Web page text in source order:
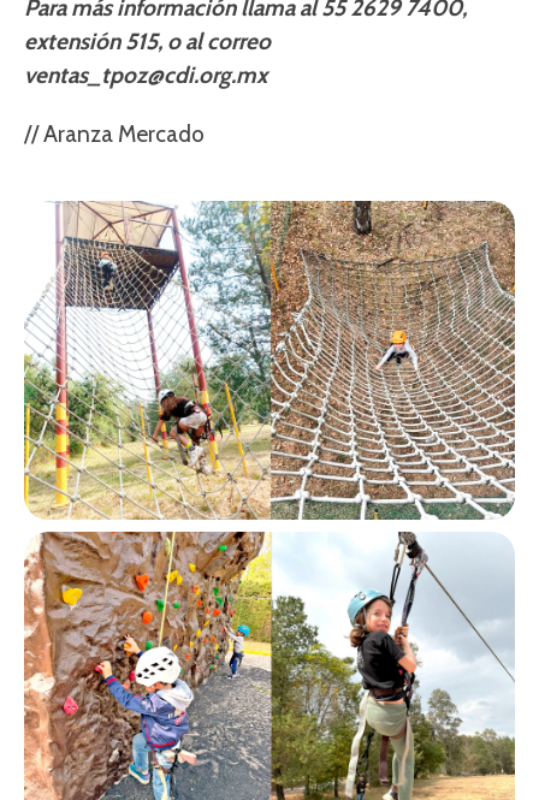
Para más información llama al 55 2629 7400,
extensión 515, o al correo
ventas_tpoz@cdi.org.mx
// Aranza Mercado